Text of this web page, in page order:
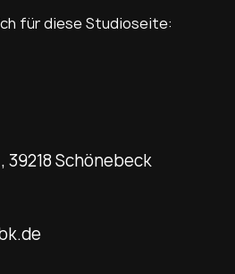
für diese Studioseite:
39218 Schönebeck